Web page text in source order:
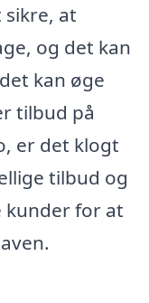
at
og det kan
kan øge
tilbud på
er det klogt
tilbud og
kunder for at